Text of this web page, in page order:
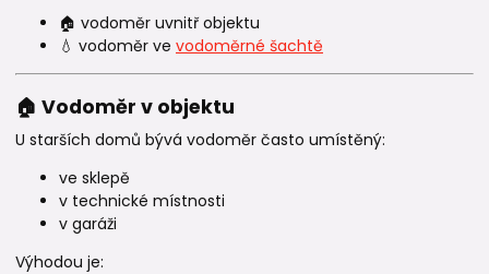
🏠 vodoměr uvnitř objektu
💧 vodoměr ve vodoměrné šachtě
🏠 Vodoměr v objektu
U starších domů bývá vodoměr často umístěný:
ve sklepě
v technické místnosti
v garáži
Výhodou je: